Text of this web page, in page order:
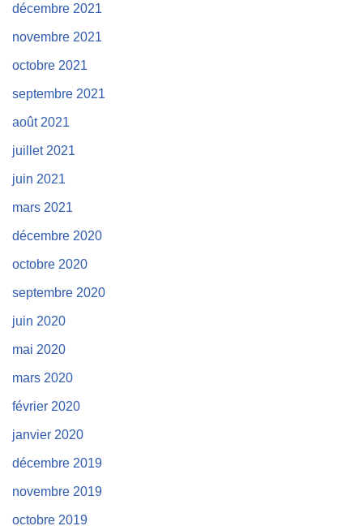
décembre 2021
novembre 2021
octobre 2021
septembre 2021
août 2021
juillet 2021
juin 2021
mars 2021
décembre 2020
octobre 2020
septembre 2020
juin 2020
mai 2020
mars 2020
février 2020
janvier 2020
décembre 2019
novembre 2019
octobre 2019